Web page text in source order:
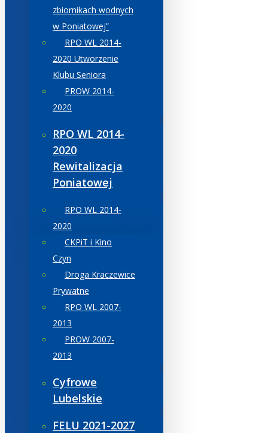
zbiornikach wodnych
w Poniatowej”
RPO WL 2014-
2020 Utworzenie
Klubu Seniora
PROW 2014-
2020
RPO WL 2014-
2020
Rewitalizacja
Poniatowej
RPO WL 2014-
2020
CKPiT i Kino
Czyn
Droga Kraczewice
Prywatne
RPO WL 2007-
2013
PROW 2007-
2013
Cyfrowe
Lubelskie
FELU 2021-2027